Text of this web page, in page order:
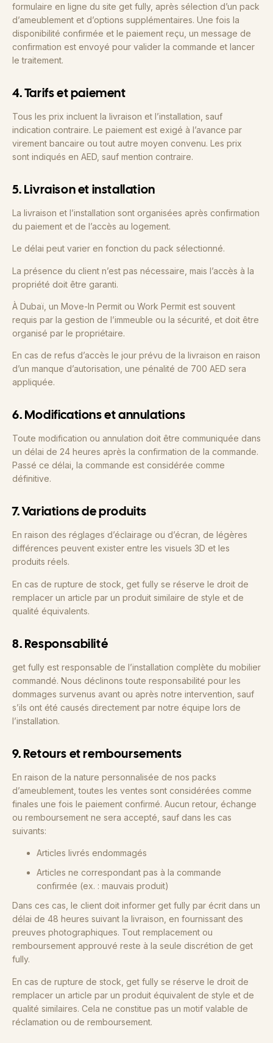
formulaire en ligne du site get fully, après sélection d’un pack
d’ameublement et d’options supplémentaires. Une fois la
disponibilité confirmée et le paiement reçu, un message de
confirmation est envoyé pour valider la commande et lancer
le traitement.
4. Tarifs et paiement
Tous les prix incluent la livraison et l’installation, sauf
indication contraire. Le paiement est exigé à l’avance par
virement bancaire ou tout autre moyen convenu. Les prix
sont indiqués en AED, sauf mention contraire.
5. Livraison et installation
La livraison et l’installation sont organisées après confirmation
du paiement et de l’accès au logement.
Le délai peut varier en fonction du pack sélectionné.
La présence du client n’est pas nécessaire, mais l’accès à la
propriété doit être garanti.
À Dubaï, un Move-In Permit ou Work Permit est souvent
requis par la gestion de l’immeuble ou la sécurité, et doit être
organisé par le propriétaire.
En cas de refus d’accès le jour prévu de la livraison en raison
d’un manque d’autorisation, une pénalité de 700 AED sera
appliquée.
6. Modifications et annulations
Toute modification ou annulation doit être communiquée dans
un délai de 24 heures après la confirmation de la commande.
Passé ce délai, la commande est considérée comme
définitive.
7. Variations de produits
En raison des réglages d’éclairage ou d’écran, de légères
différences peuvent exister entre les visuels 3D et les
produits réels.
En cas de rupture de stock, get fully se réserve le droit de
remplacer un article par un produit similaire de style et de
qualité équivalents.
8. Responsabilité
get fully est responsable de l’installation complète du mobilier
commandé. Nous déclinons toute responsabilité pour les
dommages survenus avant ou après notre intervention, sauf
s’ils ont été causés directement par notre équipe lors de
l’installation.
9. Retours et remboursements
En raison de la nature personnalisée de nos packs
d’ameublement, toutes les ventes sont considérées comme
finales une fois le paiement confirmé. Aucun retour, échange
ou remboursement ne sera accepté, sauf dans les cas
suivants:
Articles livrés endommagés
Articles ne correspondant pas à la commande
confirmée (ex. : mauvais produit)
Dans ces cas, le client doit informer get fully par écrit dans un
délai de 48 heures suivant la livraison, en fournissant des
preuves photographiques. Tout remplacement ou
remboursement approuvé reste à la seule discrétion de get
fully.
En cas de rupture de stock, get fully se réserve le droit de
remplacer un article par un produit équivalent de style et de
qualité similaires. Cela ne constitue pas un motif valable de
réclamation ou de remboursement.